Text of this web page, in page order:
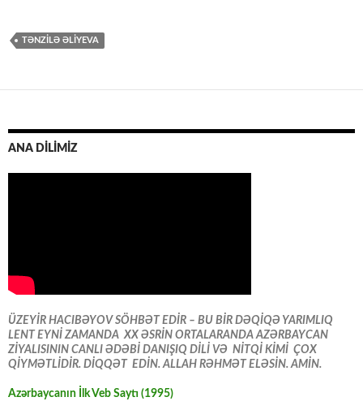
TƏNZILƏ ƏLIYEVA
ANA DİLİMİZ
ÜZEYİR HACIBƏYOV SÖHBƏT EDİR – BU BİR DƏQİQƏ YARIMLIQ
LENT EYNİ ZAMANDA XX ƏSRİN ORTALARANDA AZƏRBAYCAN
ZİYALISININ CANLI ƏDƏBİ DANIŞIQ DİLİ VƏ NİTQİ KİMİ ÇOX
QİYMƏTLİDİR. DİQQƏT EDİN. ALLAH RƏHMƏT ELƏSİN. AMİN.
Azərbaycanın İlk Veb Saytı (1995)